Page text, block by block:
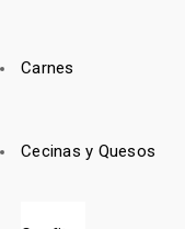
Carnes
Cecinas y Quesos